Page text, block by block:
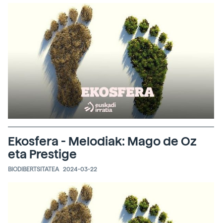
Ekosfera - Melodiak: Mago de Oz
eta Prestige
BIODIBERTSITATEA 2024-03-22